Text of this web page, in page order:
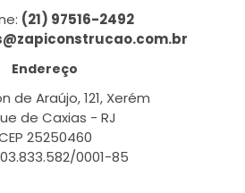
(21) 97516-2492
Endereço
de Araújo, 121, Xerém
de Caxias - RJ
25250460
0001-85